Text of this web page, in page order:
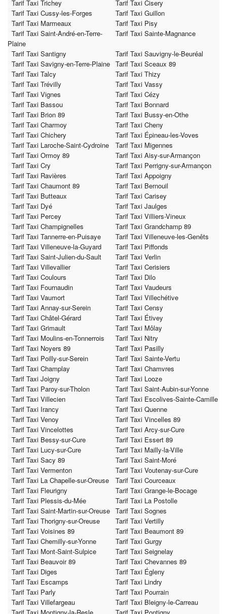
Tarif Taxi Trichey
Tarif Taxi Cisery
Tarif Taxi Cussy-les-Forges
Tarif Taxi Guillon
Tarif Taxi Marmeaux
Tarif Taxi Pisy
Tarif Taxi Saint-André-en-Terre-
Plaine
Tarif Taxi Sainte-Magnance
Tarif Taxi Santigny
Tarif Taxi Sauvigny-le-Beuréal
Tarif Taxi Savigny-en-Terre-Plaine Tarif Taxi Sceaux 89
Tarif Taxi Talcy
Tarif Taxi Thizy
Tarif Taxi Trévilly
Tarif Taxi Vassy
Tarif Taxi Vignes
Tarif Taxi Cézy
Tarif Taxi Bassou
Tarif Taxi Bonnard
Tarif Taxi Brion 89
Tarif Taxi Bussy-en-Othe
Tarif Taxi Charmoy
Tarif Taxi Cheny
Tarif Taxi Chichery
Tarif Taxi Épineau-les-Voves
Tarif Taxi Laroche-Saint-Cydroine
Tarif Taxi Migennes
Tarif Taxi Ormoy 89
Tarif Taxi Aisy-sur-Armançon
Tarif Taxi Cry
Tarif Taxi Perrigny-sur-Armançon
Tarif Taxi Ravières
Tarif Taxi Appoigny
Tarif Taxi Chaumont 89
Tarif Taxi Bernouil
Tarif Taxi Butteaux
Tarif Taxi Carisey
Tarif Taxi Dyé
Tarif Taxi Jaulges
Tarif Taxi Percey
Tarif Taxi Villiers-Vineux
Tarif Taxi Champignelles
Tarif Taxi Grandchamp 89
Tarif Taxi Tannerre-en-Puisaye
Tarif Taxi Villeneuve-les-Genêts
Tarif Taxi Villeneuve-la-Guyard
Tarif Taxi Piffonds
Tarif Taxi Saint-Julien-du-Sault
Tarif Taxi Verlin
Tarif Taxi Villevallier
Tarif Taxi Cerisiers
Tarif Taxi Coulours
Tarif Taxi Dilo
Tarif Taxi Fournaudin
Tarif Taxi Vaudeurs
Tarif Taxi Vaumort
Tarif Taxi Villechétive
Tarif Taxi Annay-sur-Serein
Tarif Taxi Censy
Tarif Taxi Châtel-Gérard
Tarif Taxi Étivey
Tarif Taxi Grimault
Tarif Taxi Môlay
Tarif Taxi Moulins-en-Tonnerrois
Tarif Taxi Nitry
Tarif Taxi Noyers 89
Tarif Taxi Pasilly
Tarif Taxi Poilly-sur-Serein
Tarif Taxi Sainte-Vertu
Tarif Taxi Champlay
Tarif Taxi Chamvres
Tarif Taxi Joigny
Tarif Taxi Looze
Tarif Taxi Paroy-sur-Tholon
Tarif Taxi Saint-Aubin-sur-Yonne
Tarif Taxi Villecien
Tarif Taxi Escolives-Sainte-Camille
Tarif Taxi Irancy
Tarif Taxi Quenne
Tarif Taxi Venoy
Tarif Taxi Vincelles 89
Tarif Taxi Vincelottes
Tarif Taxi Arcy-sur-Cure
Tarif Taxi Bessy-sur-Cure
Tarif Taxi Essert 89
Tarif Taxi Lucy-sur-Cure
Tarif Taxi Mailly-la-Ville
Tarif Taxi Sacy 89
Tarif Taxi Saint-Moré
Tarif Taxi Vermenton
Tarif Taxi Voutenay-sur-Cure
Tarif Taxi La Chapelle-sur-Oreuse
Tarif Taxi Courceaux
Tarif Taxi Fleurigny
Tarif Taxi Grange-le-Bocage
Tarif Taxi Plessis-du-Mée
Tarif Taxi La Postolle
Tarif Taxi Saint-Martin-sur-Oreuse Tarif Taxi Sognes
Tarif Taxi Thorigny-sur-Oreuse
Tarif Taxi Vertilly
Tarif Taxi Voisines 89
Tarif Taxi Beaumont 89
Tarif Taxi Chemilly-sur-Yonne
Tarif Taxi Gurgy
Tarif Taxi Mont-Saint-Sulpice
Tarif Taxi Seignelay
Tarif Taxi Beauvoir 89
Tarif Taxi Chevannes 89
Tarif Taxi Diges
Tarif Taxi Égleny
Tarif Taxi Escamps
Tarif Taxi Lindry
Tarif Taxi Parly
Tarif Taxi Pourrain
Tarif Taxi Villefargeau
Tarif Taxi Bleigny-le-Carreau
Tarif Taxi Montigny-la-Resle
Tarif Taxi Pontigny